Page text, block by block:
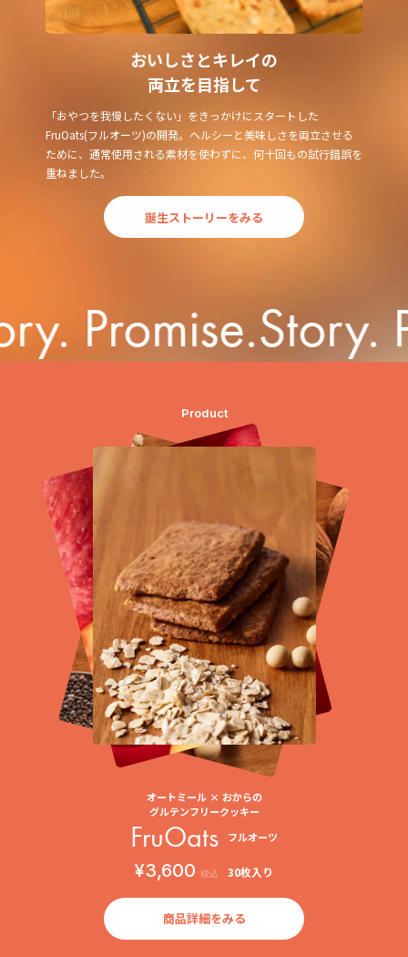
おいしさとキレイの
両立を目指して
「おやつを我慢したくない」をきっかけにスタートした
FruOats(フルオーツ)の開発。ヘルシーと美味しさを両立させる
ために、通常使用される素材を使わずに、何十回もの試行錯誤を
重ねました。
誕生ストーリーをみる
Product
オートミール × おからの
グルテンフリークッキー
FruOats フルオーツ
¥3,600 税込 30枚入り
商品詳細をみる